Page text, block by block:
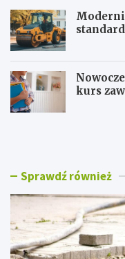
kurs
U
n
e
i
a
n
N
r
m
a
j
e
Sprawdź również